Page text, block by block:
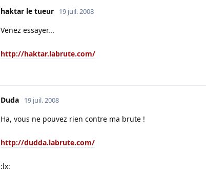
haktar le tueur 19 juil. 2008
Venez essayer...
http://haktar.labrute.com/
Duda 19 juil. 2008
Ha, vous ne pouvez rien contre ma brute !
http://dudda.labrute.com/
:lx: